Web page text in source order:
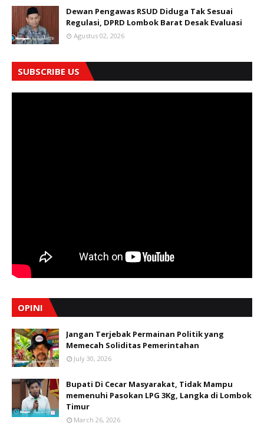
Dewan Pengawas RSUD Diduga Tak Sesuai
Regulasi, DPRD Lombok Barat Desak Evaluasi
Agustus 02, 2026
SUBSCRIBE US
OPINI
Jangan Terjebak Permainan Politik yang
Memecah Soliditas Pemerintahan
July 30, 2026
Bupati Di Cecar Masyarakat, Tidak Mampu
memenuhi Pasokan LPG 3Kg, Langka di Lombok
Timur
March 26, 2026